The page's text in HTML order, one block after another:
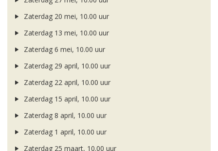
Zaterdag 20 mei, 10.00 uur
Zaterdag 13 mei, 10.00 uur
Zaterdag 6 mei, 10.00 uur
Zaterdag 29 april, 10.00 uur
Zaterdag 22 april, 10.00 uur
Zaterdag 15 april, 10.00 uur
Zaterdag 8 april, 10.00 uur
Zaterdag 1 april, 10.00 uur
Zaterdag 25 maart, 10.00 uur